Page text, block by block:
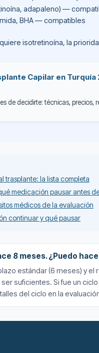
adapaleno) —
BHA — compatibles
isotretinoína, la
Capilar en
de decidirte: técnicas,
trasplante: la lista completa
medicación pausar antes
médicos de la evaluación
continuar y qué pausar
8 meses. ¿Puedo
estándar (6 meses) y
suficientes. Si fue un
del ciclo en la